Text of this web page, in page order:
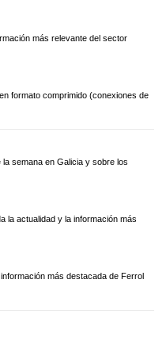
más relevante del sector
formato comprimido (conexiones de
semana en Galicia y sobre los
la actualidad y la información más
más destacada de Ferrol